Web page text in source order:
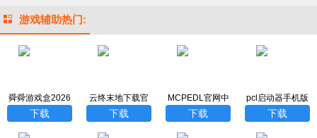
游戏辅助热门:
舜舜游戏盒2026
最新版
下载
云终末地下载官
方最新版
下载
MCPEDL官网中
文汉化版
下载
pcl启动器手机版
下载
下载